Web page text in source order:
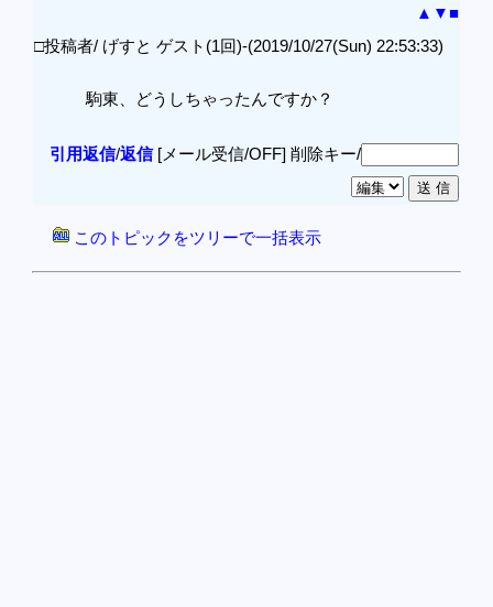
▲ ▼■
□投稿者/ げすと ゲスト(1回)-(2019/10/27(Sun) 22:53:33)
駒東、どうしちゃったんですか？
引用返信/返信[メール受信/OFF] 削除キー/
このトピックをツリーで一括表示